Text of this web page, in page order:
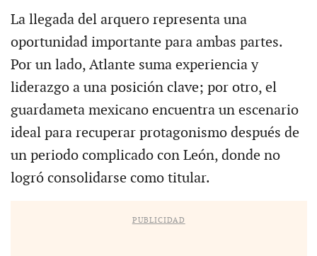
La llegada del arquero representa una
oportunidad importante para ambas partes.
Por un lado, Atlante suma experiencia y
liderazgo a una posición clave; por otro, el
guardameta mexicano encuentra un escenario
ideal para recuperar protagonismo después de
un periodo complicado con León, donde no
logró consolidarse como titular.
PUBLICIDAD